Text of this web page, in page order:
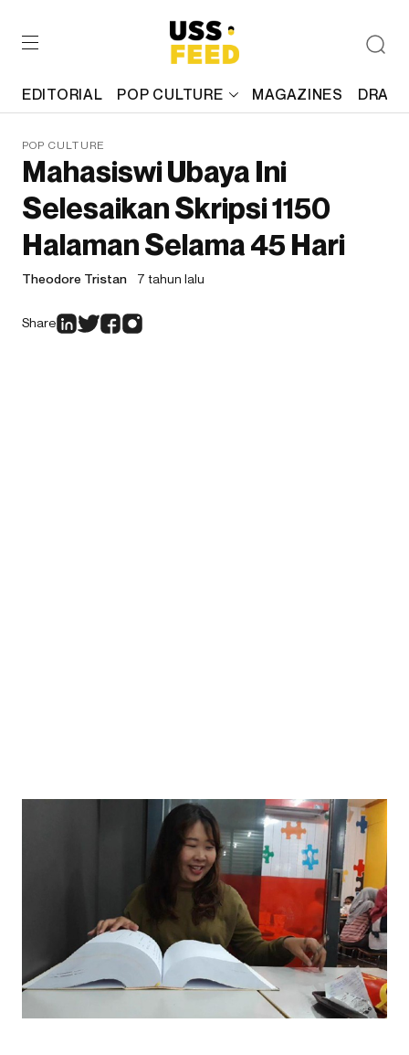
EDITORIAL POP CULTURE MAGAZINES
POP CULTURE
Mahasiswi Ubaya Ini
Selesaikan Skripsi 1150
Halaman Selama 45 Hari
Theodore Tristan 7 tahun lalu
Share